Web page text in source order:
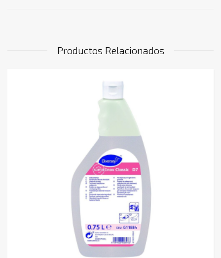
Productos Relacionados